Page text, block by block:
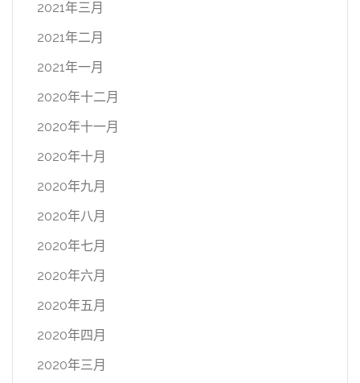
2021年三月
2021年二月
2021年一月
2020年十二月
2020年十一月
2020年十月
2020年九月
2020年八月
2020年七月
2020年六月
2020年五月
2020年四月
2020年三月